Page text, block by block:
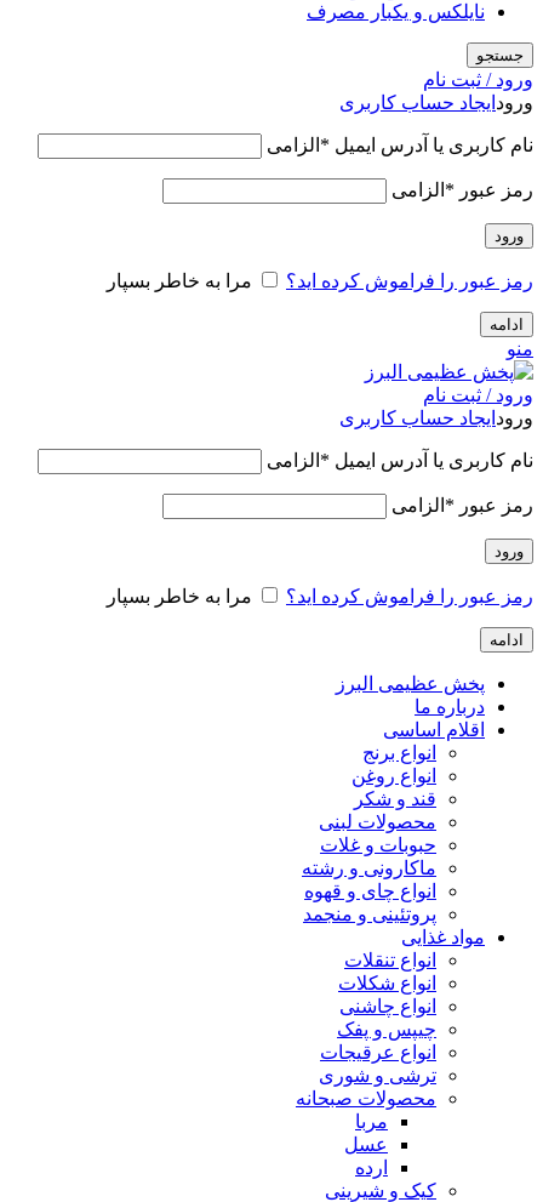
نایلکس و یکبار مصرف
جستجو
ورود / ثبت نام
ورود ایجاد حساب کاربری
نام کاربری یا آدرس ایمیل * الزامی
رمز عبور * الزامی
ورود
رمز عبور را فراموش کرده اید؟ مرا به خاطر بسپار
ادامه
منو
ورود / ثبت نام
ورود ایجاد حساب کاربری
نام کاربری یا آدرس ایمیل * الزامی
رمز عبور * الزامی
ورود
رمز عبور را فراموش کرده اید؟ مرا به خاطر بسپار
ادامه
پخش عظیمی البرز
درباره ما
اقلام اساسی
انواع برنج
انواع روغن
قند و شکر
محصولات لبنی
حبوبات و غلات
ماکارونی و رشته
انواع چای و قهوه
پروتئینی و منجمد
مواد غذایی
انواع تنقلات
انواع شکلات
انواع چاشنی
چیپس و پفک
انواع عرقیجات
ترشی و شوری
محصولات صبحانه
مربا
عسل
ارده
کیک و شیرینی